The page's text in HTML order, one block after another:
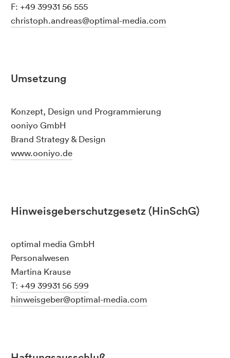
F: +49 39931 56 555
christoph.andreas@optimal-media.com
Umsetzung
Konzept, Design und Programmierung
ooniyo GmbH
Brand Strategy & Design
www.ooniyo.de
Hinweisgeberschutzgesetz (HinSchG)
optimal media GmbH
Personalwesen
Martina Krause
T: +49 39931 56 599
hinweisgeber@optimal-media.com